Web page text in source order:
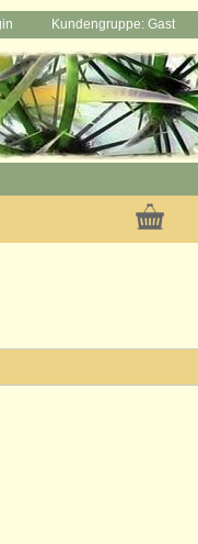
Kundengruppe: Gast